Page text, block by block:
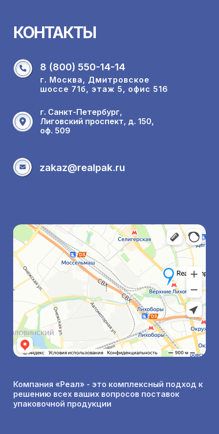
КОНТАКТЫ
Компания «Реал» - это комплексный подход к
решению всех ваших вопросов поставок
упаковочной продукции
8 (800) 550-14-14
г. Москва, Дмитровское
шоссе 71б, этаж 5, офис 516
zakaz@realpak.ru
г. Санкт-Петербург,
Лиговский проспект, д. 150,
оф. 509